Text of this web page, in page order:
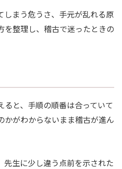
しまう危うさ、手元が乱れる原
を整理し、稽古で迷ったときの
ると、手順の順番は合っていて
かがわからないまま稽古が進ん
先生に少し違う点前を示された